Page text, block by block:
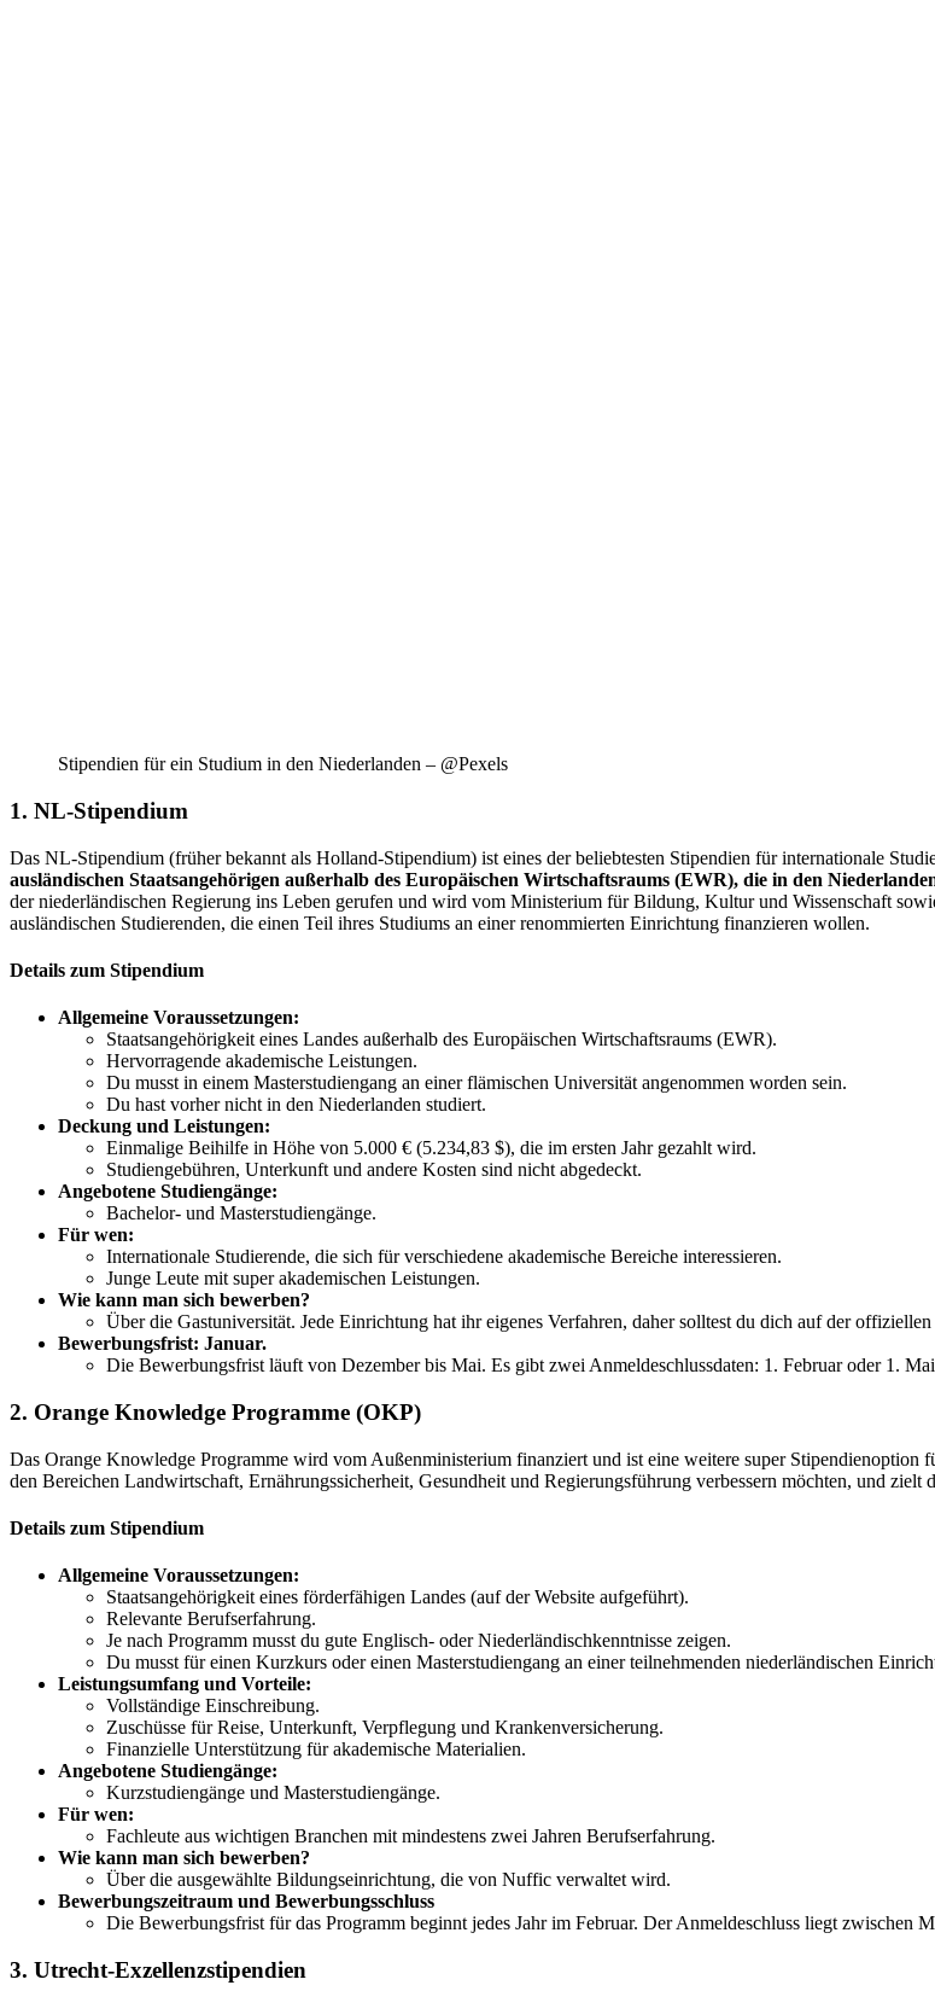
Stipendien für ein Studium in den Niederlanden – @Pexels
1. NL-Stipendium
Das NL-Stipendium (früher bekannt als Holland-Stipendium) ist eines der beliebtesten Stipendien für internationale
ausländischen Staatsangehörigen außerhalb des Europäischen Wirtschaftsraums (EWR), die in den
der niederländischen Regierung ins Leben gerufen und wird vom Ministerium für Bildung, Kultur und Wissenschaft
ausländischen Studierenden, die einen Teil ihres Studiums an einer renommierten Einrichtung finanzieren wollen.
Details zum Stipendium
Allgemeine Voraussetzungen:
Staatsangehörigkeit eines Landes außerhalb des Europäischen Wirtschaftsraums (EWR).
Hervorragende akademische Leistungen.
Du musst in einem Masterstudiengang an einer flämischen Universität angenommen worden sein.
Du hast vorher nicht in den Niederlanden studiert.
Deckung und Leistungen:
Einmalige Beihilfe in Höhe von 5.000 € (5.234,83 $), die im ersten Jahr gezahlt wird.
Studiengebühren, Unterkunft und andere Kosten sind nicht abgedeckt.
Angebotene Studiengänge:
Bachelor- und Masterstudiengänge.
Für wen:
Internationale Studierende, die sich für verschiedene akademische Bereiche interessieren.
Junge Leute mit super akademischen Leistungen.
Wie kann man sich bewerben?
Über die Gastuniversität. Jede Einrichtung hat ihr eigenes Verfahren, daher solltest du dich auf der
Bewerbungsfrist: Januar.
Die Bewerbungsfrist läuft von Dezember bis Mai. Es gibt zwei Anmeldeschlussdaten: 1. Februar oder 1.
2. Orange Knowledge Programme (OKP)
Das Orange Knowledge Programme wird vom Außenministerium finanziert und ist eine weitere super
den Bereichen Landwirtschaft, Ernährungssicherheit, Gesundheit und Regierungsführung verbessern möchten, und
Details zum Stipendium
Allgemeine Voraussetzungen:
Staatsangehörigkeit eines förderfähigen Landes (auf der Website aufgeführt).
Relevante Berufserfahrung.
Je nach Programm musst du gute Englisch- oder Niederländischkenntnisse zeigen.
Du musst für einen Kurzkurs oder einen Masterstudiengang an einer teilnehmenden niederländischen
Leistungsumfang und Vorteile:
Vollständige Einschreibung.
Zuschüsse für Reise, Unterkunft, Verpflegung und Krankenversicherung.
Finanzielle Unterstützung für akademische Materialien.
Angebotene Studiengänge:
Kurzstudiengänge und Masterstudiengänge.
Für wen:
Fachleute aus wichtigen Branchen mit mindestens zwei Jahren Berufserfahrung.
Wie kann man sich bewerben?
Über die ausgewählte Bildungseinrichtung, die von Nuffic verwaltet wird.
Bewerbungszeitraum und Bewerbungsschluss
Die Bewerbungsfrist für das Programm beginnt jedes Jahr im Februar. Der Anmeldeschluss liegt zwischen
3. Utrecht-Exzellenzstipendien